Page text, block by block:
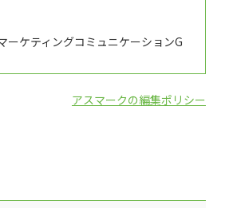
ケティングコミュニケーションG
アスマークの編集ポリシー